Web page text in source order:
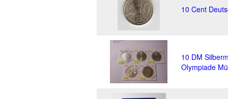
10 Cent
10 DM
Olympiade